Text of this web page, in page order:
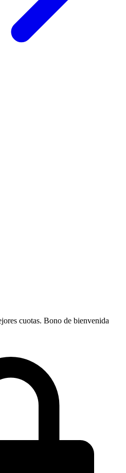
cuotas. Bono de bienvenida